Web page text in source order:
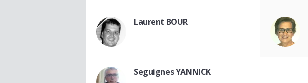
Laurent BOUR
Seguignes YANNICK